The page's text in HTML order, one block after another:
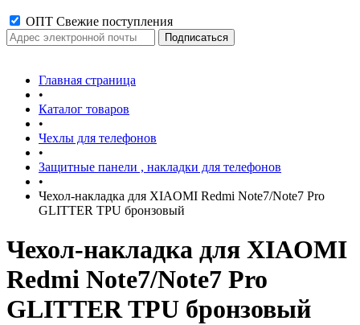
ОПТ Свежие поступления
Главная страница
•
Каталог товаров
•
Чехлы для телефонов
•
Защитные панели , накладки для телефонов
•
Чехол-накладка для XIAOMI Redmi Note7/Note7 Pro
GLITTER TPU бронзовый
Чехол-накладка для XIAOMI
Redmi Note7/Note7 Pro
GLITTER TPU бронзовый